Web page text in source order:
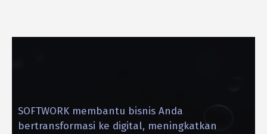
SOFTWORK membantu bisnis Anda
bertransformasi ke digital, meningkatkan